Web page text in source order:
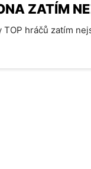
ZATÍM
TOP hráčů zatím